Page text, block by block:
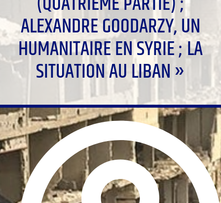
ALEXANDRE GOODARZY, UN
HUMANITAIRE EN SYRIE ; LA
SITUATION AU LIBAN »